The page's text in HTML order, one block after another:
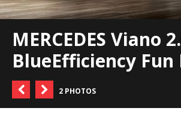
MERCEDES Viano
BlueEfficiency Fun
2 PHOTOS